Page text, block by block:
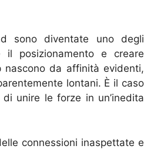
sono diventate uno degli
il posizionamento e creare
nascono da affinità evidenti,
lontani. È il caso
unire le forze in un’inedita
connessioni inaspettate e